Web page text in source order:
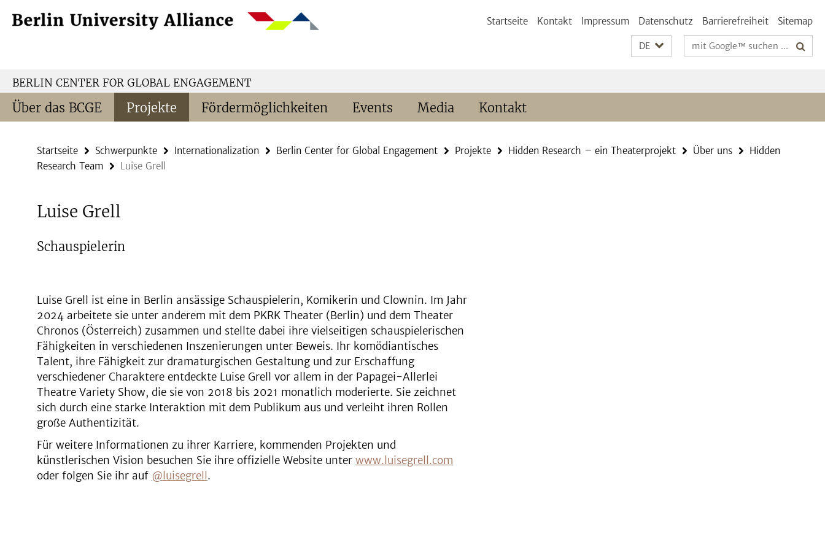
direkt
Service-
Startseite Kontakt Impressum Datenschutz Barrierefreiheit Sitemap
DE Suchbegriffe
BERLIN CENTER FOR GLOBAL ENGAGEMENT
Über das BCGE Projekte Fördermöglichkeiten Events Media Kontakt
Startseite Schwerpunkte Internationalization Berlin Center for Global Engagement Projekte Hidden Research – ein Theaterprojekt Über uns
Hidden
Research Team
Luise Grell
Luise Grell
Schauspielerin
Luise Grell ist eine in Berlin ansässige Schauspielerin, Komikerin und Clownin. Im Jahr
2024 arbeitete sie unter anderem mit dem PKRK Theater (Berlin) und dem Theater
Chronos (Österreich) zusammen und stellte dabei ihre vielseitigen schauspielerischen
Fähigkeiten in verschiedenen Inszenierungen unter Beweis. Ihr komödiantisches
Talent, ihre Fähigkeit zur dramaturgischen Gestaltung und zur Erschaffung
verschiedener Charaktere entdeckte Luise Grell vor allem in der Papagei-Allerlei
Theatre Variety Show, die sie von 2018 bis 2021 monatlich moderierte. Sie zeichnet
sich durch eine starke Interaktion mit dem Publikum aus und verleiht ihren Rollen
große Authentizität.
Für weitere Informationen zu ihrer Karriere, kommenden Projekten und
künstlerischen Vision besuchen Sie ihre offizielle Website unter www.luisegrell.com
oder folgen Sie ihr auf @luisegrell .